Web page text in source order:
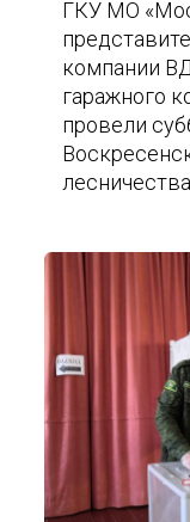
ГКУ МО
компании
гаражного
провели
лесничества.